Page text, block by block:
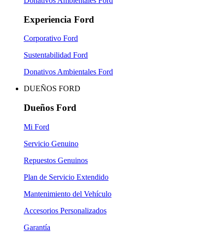
Experiencia Ford
Corporativo Ford
Sustentabilidad Ford
Donativos Ambientales Ford
DUEÑOS FORD
Dueños Ford
Mi Ford
Servicio Genuino
Repuestos Genuinos
Plan de Servicio Extendido
Mantenimiento del Vehículo
Accesorios Personalizados
Garantía